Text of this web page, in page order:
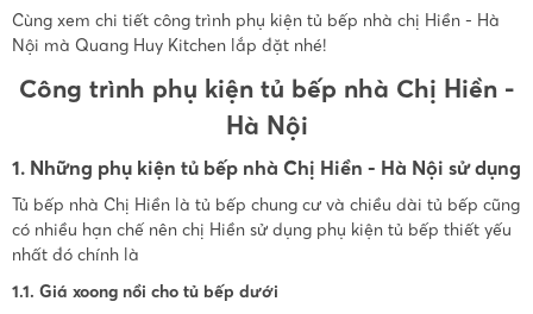
Cùng xem chi tiết công trình phụ kiện tủ bếp nhà chị Hiền - Hà
Nội mà Quang Huy Kitchen lắp đặt nhé!
Công trình phụ kiện tủ bếp nhà Chị Hiền -
Hà Nội
1. Những phụ kiện tủ bếp nhà Chị Hiền - Hà Nội sử dụng
Tủ bếp nhà Chị Hiền là tủ bếp chung cư và chiều dài tủ bếp cũng
có nhiều hạn chế nên chị Hiền sử dụng phụ kiện tủ bếp thiết yếu
nhất đó chính là
1.1. Giá xoong nồi cho tủ bếp dưới